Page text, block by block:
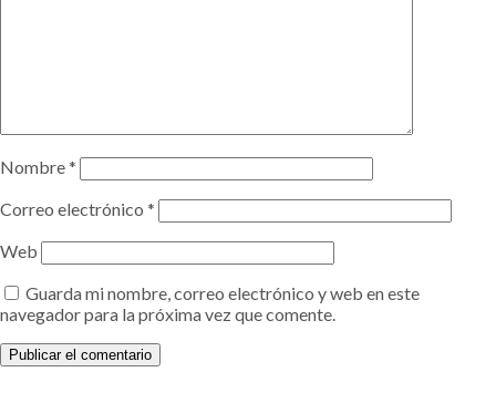
Nombre*
Correo electrónico *
Web
Guarda mi nombre, correo electrónico y web en este
navegador para la próxima vez que comente.